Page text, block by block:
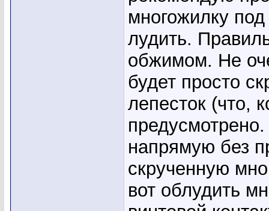
многожилку
лудить.
обжимом. Не
будет просто
лепесток (что,
напрямую без
скрученную
вот облудить